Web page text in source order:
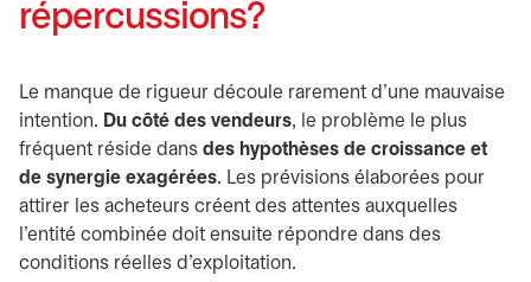
répercussions?
Le manque de rigueur découle rarement d’une mauvaise
intention. Du côté des vendeurs, le problème le plus
fréquent réside dans des hypothèses de croissance et
de synergie exagérées. Les prévisions élaborées pour
attirer les acheteurs créent des attentes auxquelles
l’entité combinée doit ensuite répondre dans des
conditions réelles d’exploitation.